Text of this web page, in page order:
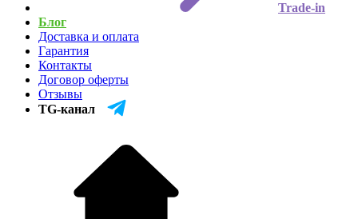
Trade-in
Блог
Доставка и оплата
Гарантия
Контакты
Договор оферты
Отзывы
TG-канал